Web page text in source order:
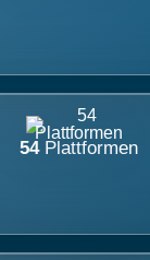
54 Plattformen